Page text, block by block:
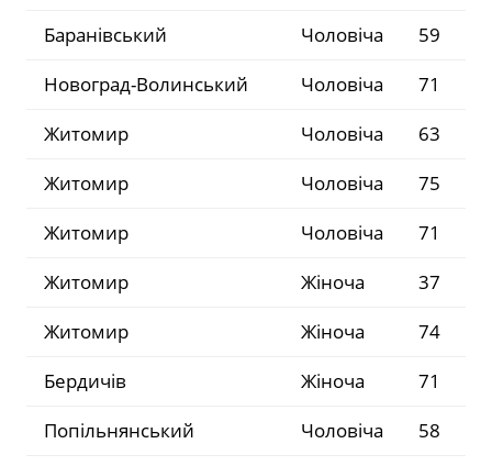
Баранівський
Чоловіча
59
Новоград-Волинський
Чоловіча
71
Житомир
Чоловіча
63
Житомир
Чоловіча
75
Житомир
Чоловіча
71
Житомир
Жіноча
37
Житомир
Жіноча
74
Бердичів
Жіноча
71
Попільнянський
Чоловіча
58